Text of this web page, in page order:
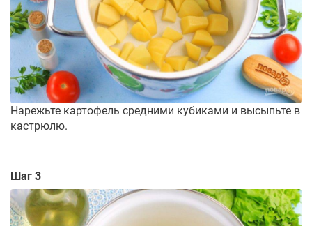
Нарежьте картофель средними кубиками и высыпьте в
кастрюлю.
Шаг 3